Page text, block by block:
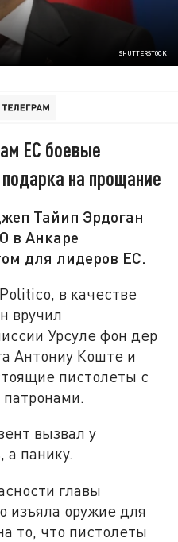
SHUTTERSTOCK
ЕС боевые
на прощание
Тайип Эрдоган
в Анкаре
для лидеров ЕС.
в качестве
вручил
Урсуле фон дер
Антониу Коште и
пистолеты с
вызвал у
а панику.
главы
изъяла оружие для
то, что пистолеты